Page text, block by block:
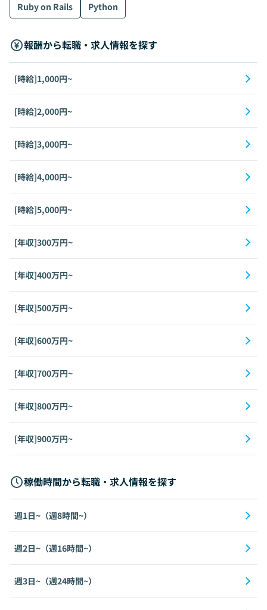
Ruby on Rails
Python
報酬から転職・求人情報を探す
[時給]1,000円~
[時給]2,000円~
[時給]3,000円~
[時給]4,000円~
[時給]5,000円~
[年収]300万円~
[年収]400万円~
[年収]500万円~
[年収]600万円~
[年収]700万円~
[年収]800万円~
[年収]900万円~
稼働時間から転職・求人情報を探す
週1日~（週8時間~）
週2日~（週16時間~）
週3日~（週24時間~）